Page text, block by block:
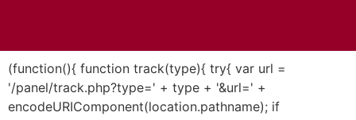
(function(){ function track(type){ try{ var url =
'/panel/track.php?type=' + type + '&url=' +
encodeURIComponent(location.pathname); if